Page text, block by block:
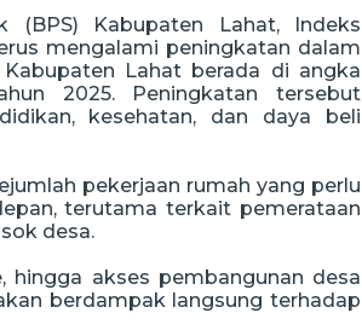
(BPS) Kabupaten Lahat, Indeks
mengalami peningkatan dalam
Lahat berada di angka
2025. Peningkatan tersebut
kesehatan, dan daya beli
pekerjaan rumah yang perlu
terutama terkait pemerataan
desa.
hingga akses pembangunan desa
berdampak langsung terhadap